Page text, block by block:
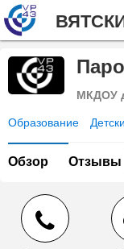
МКДОУ
Образование
Обзор Отзывы